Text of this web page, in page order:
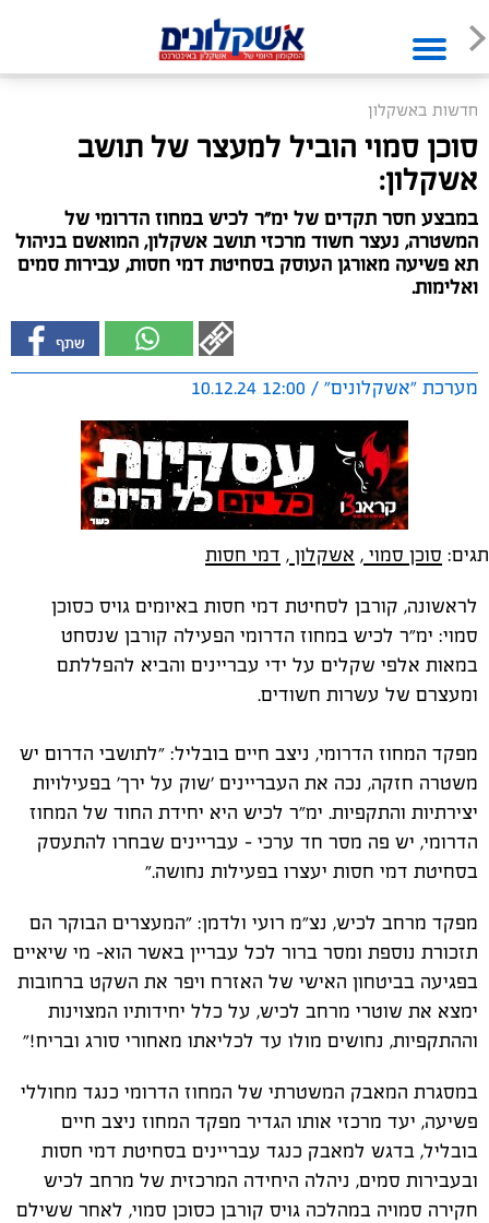
חדשות באשקלון
סוכן סמוי הוביל למעצר של תושב
אשקלון:
במבצע חסר תקדים של ימ"ר לכיש במחוז הדרומי של
המשטרה, נעצר חשוד מרכזי תושב אשקלון, המואשם בניהול
תא פשיעה מאורגן העוסק בסחיטת דמי חסות, עבירות סמים
ואלימות.
מערכת "אשקלונים" / 12:00 10.12.24
תגים: סוכן סמוי , אשקלון , דמי חסות
לראשונה, קורבן לסחיטת דמי חסות באיומים גויס כסוכן
סמוי: ימ״ר לכיש במחוז הדרומי הפעילה קורבן שנסחט
במאות אלפי שקלים על ידי עבריינים והביא להפללתם
ומעצרם של עשרות חשודים.
מפקד המחוז הדרומי, ניצב חיים בובליל: ״לתושבי הדרום יש
משטרה חזקה, נכה את העבריינים ׳שוק על ירך׳ בפעילויות
יצירתיות והתקפיות. ימ״ר לכיש היא יחידת החוד של המחוז
הדרומי, יש פה מסר חד ערכי - עבריינים שבחרו להתעסק
בסחיטת דמי חסות יעצרו בפעילות נחושה.״
מפקד מרחב לכיש, נצ״מ רועי ולדמן: ״המעצרים הבוקר הם
תזכורת נוספת ומסר ברור לכל עבריין באשר הוא- מי שיאיים
בפגיעה בביטחון האישי של האזרח ויפר את השקט ברחובות
ימצא את שוטרי מרחב לכיש, על כלל יחידותיו המצוינות
וההתקפיות, נחושים מולו עד לכליאתו מאחורי סורג ובריח!״
במסגרת המאבק המשטרתי של המחוז הדרומי כנגד מחוללי
פשיעה, יעד מרכזי אותו הגדיר מפקד המחוז ניצב חיים
בובליל, בדגש למאבק כנגד עבריינים בסחיטת דמי חסות
ובעבירות סמים, ניהלה היחידה המרכזית של מרחב לכיש
חקירה סמויה במהלכה גויס קורבן כסוכן סמוי, לאחר ששילם